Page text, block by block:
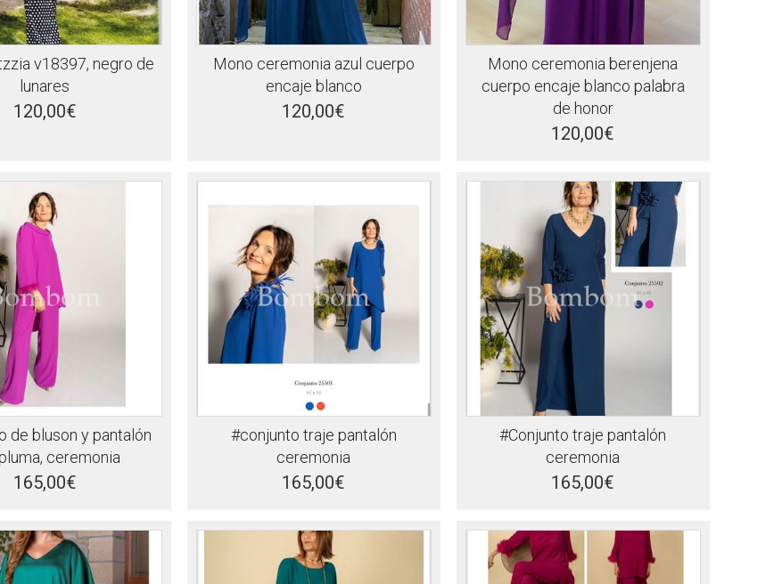
v18397, negro de
lunares
120,00€
Mono ceremonia azul cuerpo
encaje blanco
120,00€
Mono ceremonia berenjena
cuerpo encaje blanco palabra
de honor
120,00€
de bluson y pantalón
ceremonia
165,00€
#conjunto traje pantalón
ceremonia
165,00€
#Conjunto traje pantalón
ceremonia
165,00€